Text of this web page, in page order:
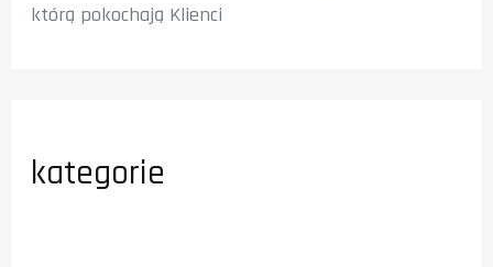
którą pokochają Klienci
kategorie